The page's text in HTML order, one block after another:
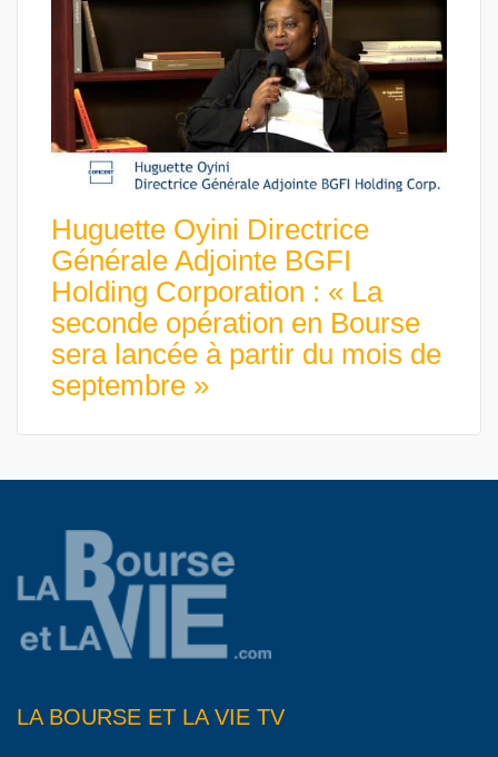
Huguette Oyini Directrice
Générale Adjointe BGFI
Holding Corporation : « La
seconde opération en Bourse
sera lancée à partir du mois de
septembre »
LA BOURSE ET LA VIE TV